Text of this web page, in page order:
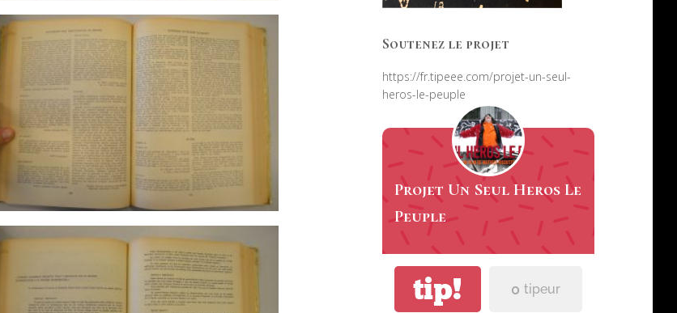
Soutenez le projet
https://fr.tipeee.com/projet-un-seul-
heros-le-peuple
Projet Un Seul Heros Le
Peuple
tip! 0 tipeur